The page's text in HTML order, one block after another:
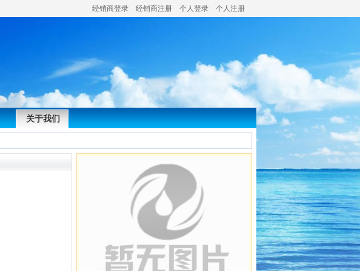
经销商登录 经销商注册 个人登录 个人注册
关于我们